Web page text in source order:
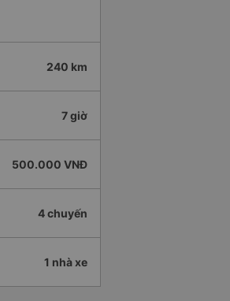
240 km
7 giờ
500.000 VNĐ
4 chuyến
1 nhà xe